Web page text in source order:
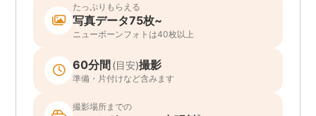
たっぷりもらえる
写真データ75枚~
ニューボーンフォトは40枚以上
60分間 (目安)撮影
準備・片付けなど含みます
撮影場所までの